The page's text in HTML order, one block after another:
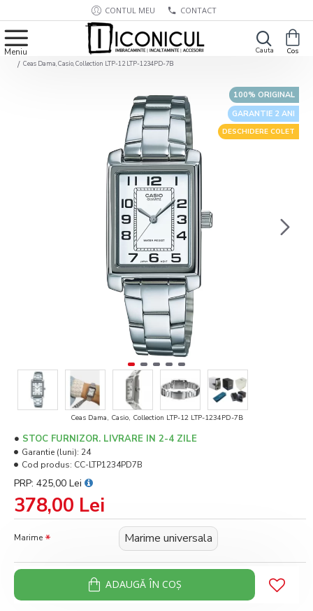
CONTUL MEU CONTACT
Ceas Dama, Casio, Collection LTP-12 LTP-1234PD-7B
GARANTIE 2 ANI
100% ORIGINAL
DESCHIDERE COLET
Ceas Dama, Casio, Collection LTP-12 LTP-1234PD-7B
378,00 Lei
PRP: 425,00 Lei
STOC FURNIZOR. LIVRARE IN 2-4 ZILE
Garantie (luni): 24
Cod produs: CC-LTP1234PD7B
Marime Marime universala
ADAUGĂ ÎN COŞ